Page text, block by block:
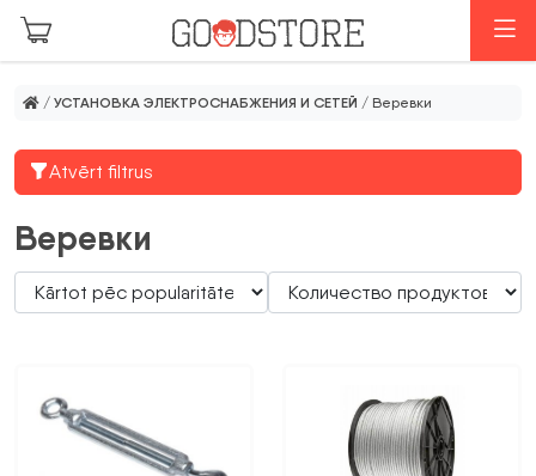
Перейти к основному содержанию
/ УСТАНОВКА ЭЛЕКТРОСНАБЖЕНИЯ И СЕТЕЙ / Веревки
Atvērt filtrus
Веревки